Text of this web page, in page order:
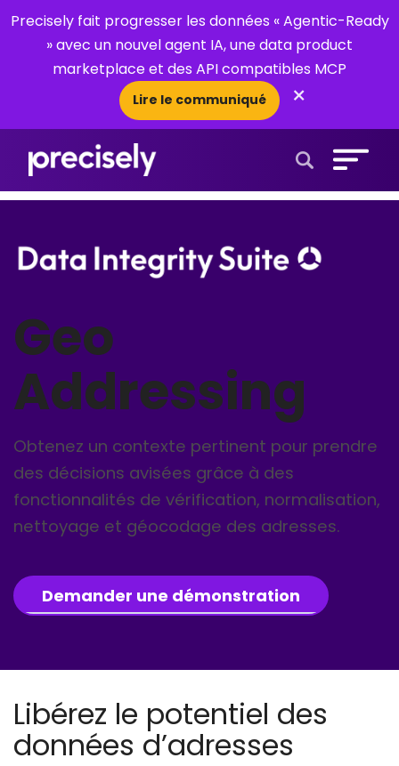
Precisely fait progresser les données « Agentic-Ready
» avec un nouvel agent IA, une data product
marketplace et des API compatibles MCP
Lire le communiqué ×
Geo
Addressing
Obtenez un contexte pertinent pour prendre
des décisions avisées grâce à des
fonctionnalités de vérification, normalisation,
nettoyage et géocodage des adresses.
Demander une démonstration
Libérez le potentiel des
données d’adresses